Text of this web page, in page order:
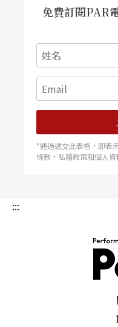
得首
上，
在
免費訂閱PAR
*通過遞交此表格，即表
條款，私隱政策和個人資
:::